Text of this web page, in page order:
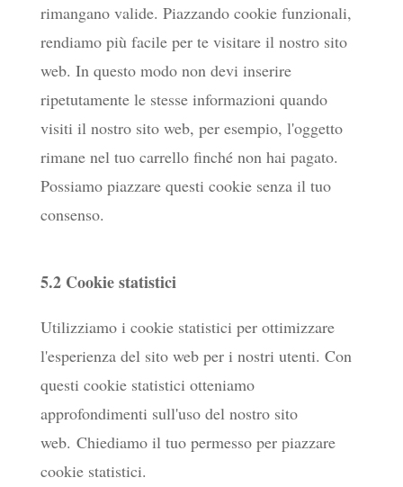
rimangano valide. Piazzando cookie funzionali,
rendiamo più facile per te visitare il nostro sito
web. In questo modo non devi inserire
ripetutamente le stesse informazioni quando
visiti il nostro sito web, per esempio, l'oggetto
rimane nel tuo carrello finché non hai pagato.
Possiamo piazzare questi cookie senza il tuo
consenso.
5.2 Cookie statistici
Utilizziamo i cookie statistici per ottimizzare
l'esperienza del sito web per i nostri utenti. Con
questi cookie statistici otteniamo
approfondimenti sull'uso del nostro sito
web. Chiediamo il tuo permesso per piazzare
cookie statistici.